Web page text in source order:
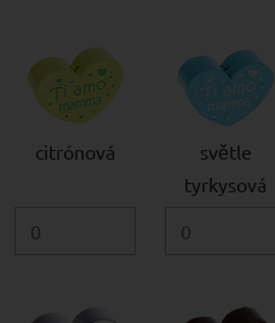
citrónová
světle
tyrkysová